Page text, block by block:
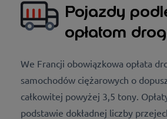
Pojazdy
opłatom
We Francji obowiązkowa opłata
samochodów ciężarowych o
całkowitej powyżej 3,5 tony.
podstawie dokładnej liczby